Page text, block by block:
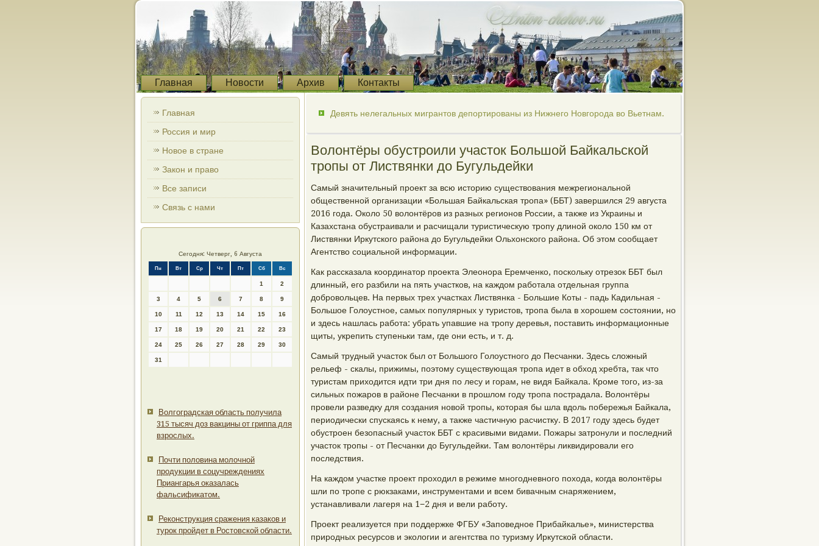
Главная Новости Архив Контакты
Главная
Россия и мир
Новое в стране
Закон и право
Все записи
Связь с нами
Сегодня: Четверг, 6 Августа
Пн Вт Ср Чт Пт Сб Вс
1 2
3 4 5 6 7 8 9
10 11 12 13 14 15 16
17 18 19 20 21 22 23
24 25 26 27 28 29 30
31
Волгоградская область получила
315 тысяч доз вакцины от гриппа для
взрослых.
Почти половина молочной
продукции в соцучреждениях
Приангарья оказалась
фальсификатом.
Реконструкция сражения казаков и
турок пройдет в Ростовской области.
Девять нелегальных мигрантов депортированы из Нижнего Новгорода во Вьетнам.
Волонтёры обустроили участок Большой Байкальской
тропы от Листвянки до Бугульдейки
Самый значительный проект за всю историю существования межрегиональной
общественной организации «Большая Байкальская тропа» (ББТ) завершился 29 августа
2016 года. Около 50 волонтёров из разных регионов России, а также из Украины и
Казахстана обустраивали и расчищали туристическую тропу длиной около 150 км от
Листвянки Иркутского района до Бугульдейки Ольхонского района. Об этом сообщает
Агентство социальной информации.
Как рассказала координатор проекта Элеонора Еремченко, поскольку отрезок ББТ был
длинный, его разбили на пять участков, на каждом работала отдельная группа
добровольцев. На первых трех участках Листвянка - Большие Коты - падь Кадильная -
Большое Голоустное, самых популярных у туристов, тропа была в хорошем состоянии, но
и здесь нашлась работа: убрать упавшие на тропу деревья, поставить информационные
щиты, укрепить ступеньки там, где они есть, и т. д.
Самый трудный участок был от Большого Голоустного до Песчанки. Здесь сложный
рельеф - скалы, прижимы, поэтому существующая тропа идет в обход хребта, так что
туристам приходится идти три дня по лесу и горам, не видя Байкала. Кроме того, из-за
сильных пожаров в районе Песчанки в прошлом году тропа пострадала. Волонтёры
провели разведку для создания новой тропы, которая бы шла вдоль побережья Байкала,
периодически спускаясь к нему, а также частичную расчистку. В 2017 году здесь будет
обустроен безопасный участок ББТ с красивыми видами. Пожары затронули и последний
участок тропы - от Песчанки до Бугульдейки. Там волонтёры ликвидировали его
последствия.
На каждом участке проект проходил в режиме многодневного похода, когда волонтёры
шли по тропе с рюкзаками, инструментами и всем бивачным снаряжением,
устанавливали лагеря на 1−2 дня и вели работу.
Проект реализуется при поддержке ФГБУ «Заповедное Прибайкалье», министерства
природных ресурсов и экологии и агентства по туризму Иркутской области.